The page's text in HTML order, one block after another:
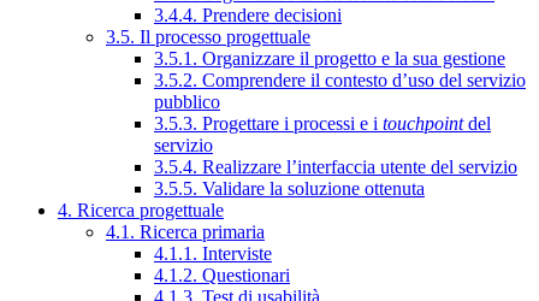
3.4.4. Prendere decisioni
3.5. Il processo progettuale
3.5.1. Organizzare il progetto e la sua gestione
3.5.2. Comprendere il contesto d’uso del servizio
pubblico
3.5.3. Progettare i processi e i touchpointdel
servizio
3.5.4. Realizzare l’interfaccia utente del servizio
3.5.5. Validare la soluzione ottenuta
4. Ricerca progettuale
4.1. Ricerca primaria
4.1.1. Interviste
4.1.2. Questionari
4.1.3. Test di usabilità